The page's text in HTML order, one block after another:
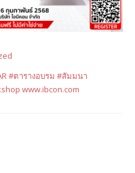
#ตารางอบรม #สัมมนา
www.ibcon.com